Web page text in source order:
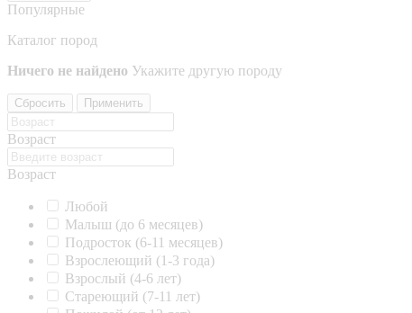
Популярные
Каталог пород
Ничего не найдено Укажите другую породу
Сбросить Применить
Возраст
Возраст
Любой
Малыш (до 6 месяцев)
Подросток (6-11 месяцев)
Взрослеющий (1-3 года)
Взрослый (4-6 лет)
Стареющий (7-11 лет)